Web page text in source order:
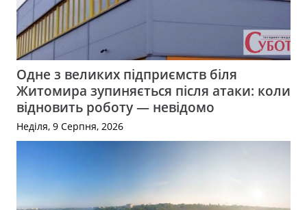
Одне з великих підприємств біля
Житомира зупиняється після атаки: коли
відновить роботу — невідомо
Неділя, 9 Серпня, 2026